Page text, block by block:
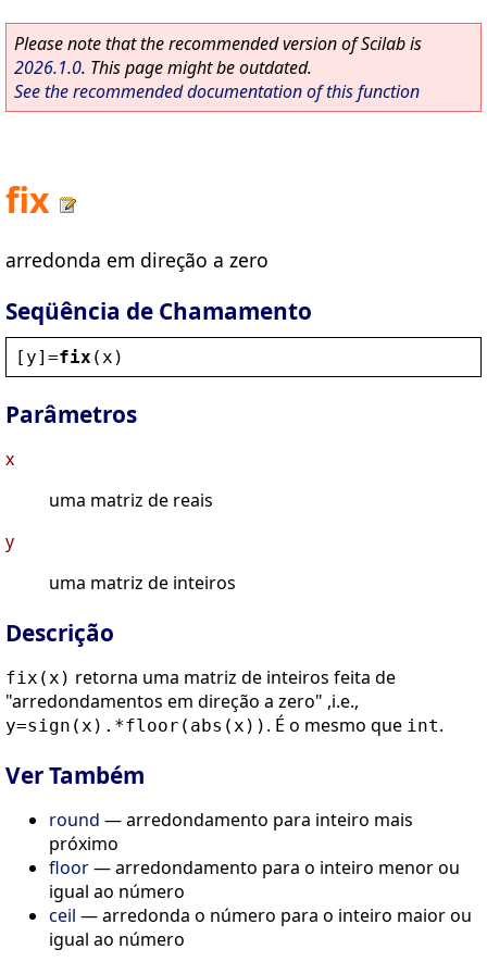
Please note that the recommended version of Scilab is
2026.1.0. This page might be outdated.
See the recommended documentation of this function
fix
arredonda em direção a zero
Seqüência de Chamamento
[ y]=fix ( x )
Parâmetros
x
uma matriz de reais
y
uma matriz de inteiros
Descrição
fix(x) retorna uma matriz de inteiros feita de
"arredondamentos em direção a zero" ,i.e.,
y=sign(x).*floor(abs(x)) . É o mesmo que int.
Ver Também
round — arredondamento para inteiro mais
próximo
floor— arredondamento para o inteiro menor ou
igual ao número
ceil — arredonda o número para o inteiro maior ou
igual ao número